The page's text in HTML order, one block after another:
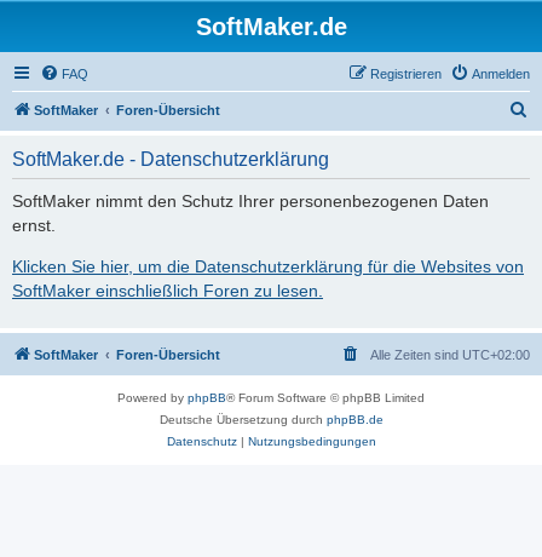
SoftMaker.de
FAQ Anmelden
Registrieren
SoftMaker Foren-Übersicht
SoftMaker.de - Datenschutzerklärung
SoftMaker nimmt den Schutz Ihrer personenbezogenen Daten
ernst.
Klicken Sie hier, um die Datenschutzerklärung für die Websites von
SoftMaker einschließlich Foren zu lesen.
SoftMaker Foren-Übersicht Alle Zeiten sind UTC+02:00
Powered by phpBB® Forum Software © phpBB Limited
Deutsche Übersetzung durch phpBB.de
Datenschutz| Nutzungsbedingungen